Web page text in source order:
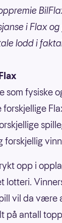
i Flax
lodd i
som fysiske
forskjellige
forskjellig
opp i
lotteri.
vil da være
på antall